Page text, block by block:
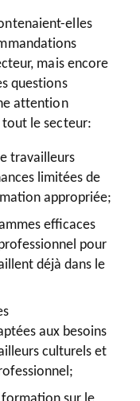
elles
mais encore
questions
attention
le secteur:
travailleurs
limitées de
appropriée;
efficaces
pour
déjà dans le
aux besoins
culturels et